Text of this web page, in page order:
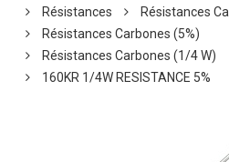
Résistances
Résistances
Résistances Carbones (5%)
Résistances Carbones (1/4 W)
160KR 1/4W RESISTANCE 5%